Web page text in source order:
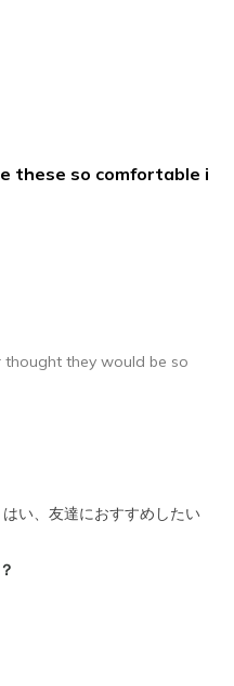
size
these so comfortable i
thought they would be so
はい、友達におすすめしたい